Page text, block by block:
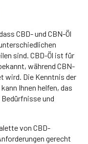
CBD- und CBN-Öl
sind. CBD-Öl ist für
während CBN-
wird. Die Kenntnis der
Ihnen helfen, das
und
von CBD-
gerecht